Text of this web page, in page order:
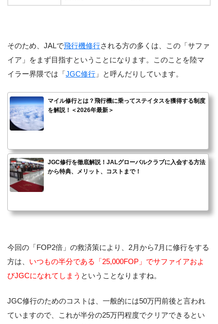
そのため、JALで飛行機修行される方の多くは、この「サファ
イア」をまず目指すということになります。このことを陸マ
イラー界隈では「JGC修行 」と呼んだりしています。
マイル修行とは？飛行機に乗ってステイタスを獲得する制度
を解説！＜2026年最新＞
JGC修行を徹底解説！JALグローバルクラブに入会する方法
から特典、メリット、コストまで！
今回の「FOP2倍」の救済策により、2月から7月に修行をする
方は、 いつもの半分である「25,000FOP」でサファイアおよ
びJGCになれてしまう ということなりますね。
JGC修行のためのコストは、一般的には50万円前後と言われ
ていますので、これが半分の25万円程度でクリアできるとい